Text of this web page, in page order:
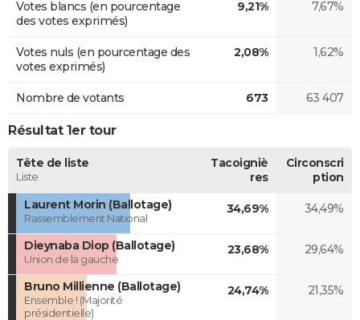
Votes blancs (en pourcentage
des votes exprimés)
9,21% 7,67%
Votes nuls (en pourcentage des
votes exprimés)
2,08% 1,62%
Nombre de votants 673 63 407
Résultat 1er tour
Tête de liste
Liste
Tacoigniè
res
Circonscri
ption
Laurent Morin (Ballotage)
Rassemblement National
34,69% 34,49%
Dieynaba Diop (Ballotage)
Union de la gauche
23,68% 29,64%
Bruno Millienne (Ballotage)
Ensemble ! (Majorité
présidentielle)
24,74% 21,35%